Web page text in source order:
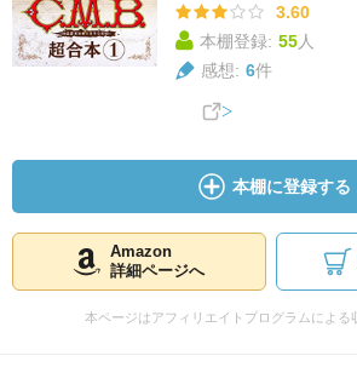
3.60
本棚登録: 55人
感想: 6件
本棚に登録する
Amazon
詳細ページへ
本ページはアフィリエイトプログラムによる